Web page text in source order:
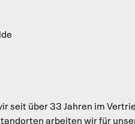
seit über 33 Jahren im
arbeiten wir für